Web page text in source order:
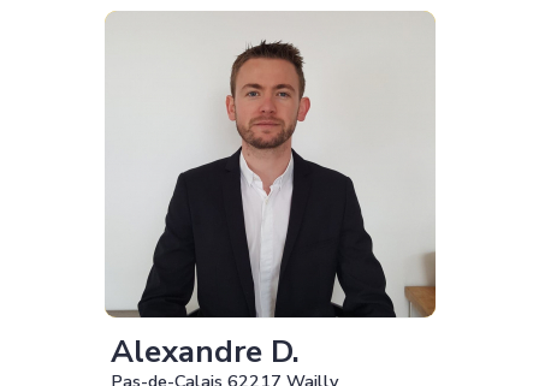
Alexandre D.
Pas-de-Calais 62217 Wailly